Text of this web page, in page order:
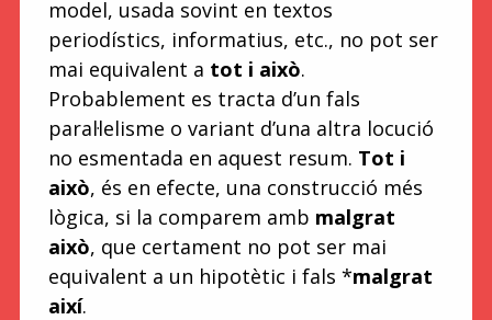
model, usada sovint en textos
periodístics, informatius, etc., no pot ser
mai equivalent a tot i això.
Probablement es tracta d’un fals
paral·lelisme o variant d’una altra locució
no esmentada en aquest resum. Tot i
això, és en efecte, una construcció més
lògica, si la comparem amb malgrat
això, que certament no pot ser mai
equivalent a un hipotètic i fals *malgrat
així.